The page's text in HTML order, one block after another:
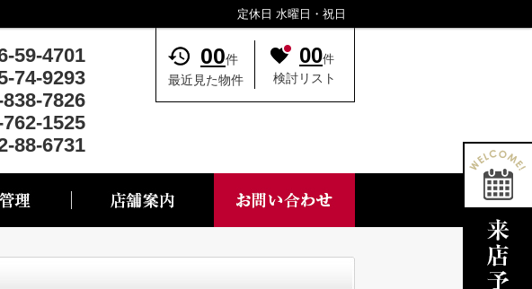
定休日 水曜日・祝日
59-4701
74-9293
7826
1525
88-6731
00件
最近見た物件
00件
検討リスト